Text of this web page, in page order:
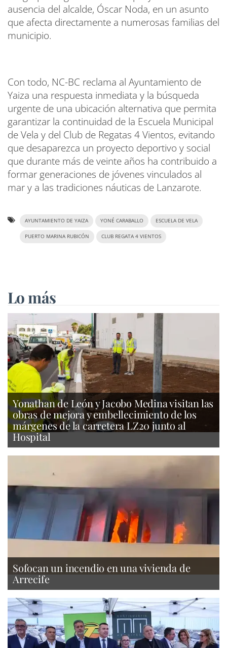
ausencia del alcalde, Óscar Noda, en un asunto
que afecta directamente a numerosas familias del
municipio.
Con todo, NC-BC reclama al Ayuntamiento de
Yaiza una respuesta inmediata y la búsqueda
urgente de una ubicación alternativa que permita
garantizar la continuidad de la Escuela Municipal
de Vela y del Club de Regatas 4 Vientos, evitando
que desaparezca un proyecto deportivo y social
que durante más de veinte años ha contribuido a
formar generaciones de jóvenes vinculados al
mar y a las tradiciones náuticas de Lanzarote.
AYUNTAMIENTO DE YAIZA YONÉ CARABALLO ESCUELA DE VELA
PUERTO MARINA RUBICÓN CLUB REGATA 4 VIENTOS
Lo más
Yonathan de León y Jacobo Medina visitan las
obras de mejora y embellecimiento de los
márgenes de la carretera LZ20 junto al
Hospital
Sofocan un incendio en una vivienda de
Arrecife